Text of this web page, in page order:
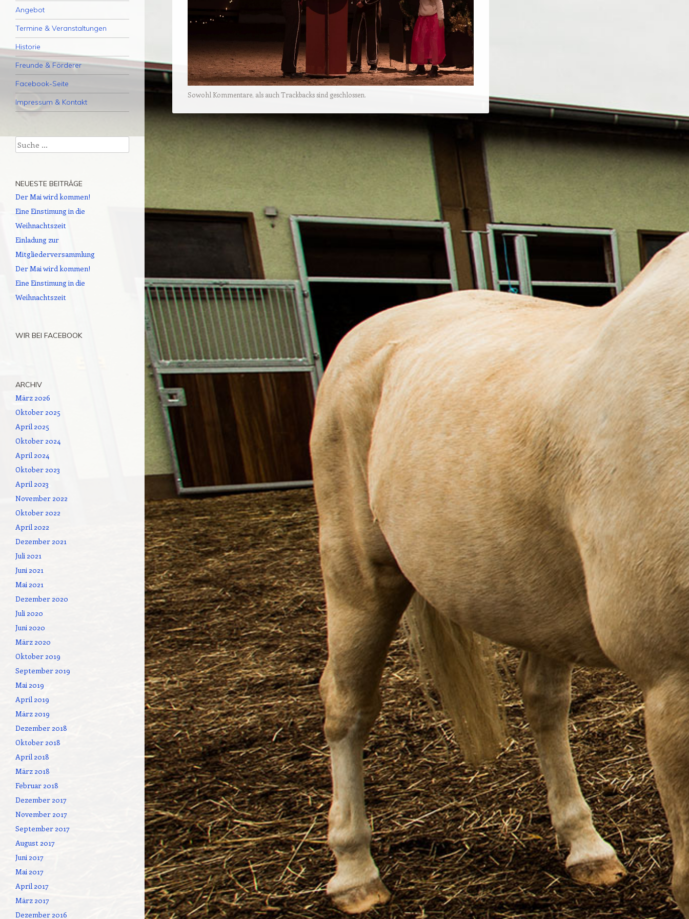
Angebot
Termine & Veranstaltungen
Historie
Freunde & Förderer
Facebook-Seite
Impressum & Kontakt
Sowohl Kommentare, als auch Trackbacks sind geschlossen.
Suche
NEUESTE BEITRÄGE
Der Mai wird kommen!
Eine Einstimung in die
Weihnachtszeit
Einladung zur
Mitgliederversammlung
Der Mai wird kommen!
Eine Einstimung in die
Weihnachtszeit
WIR BEI FACEBOOK
ARCHIV
März 2026
Oktober 2025
April 2025
Oktober 2024
April 2024
Oktober 2023
April 2023
November 2022
Oktober 2022
April 2022
Dezember 2021
Juli 2021
Juni 2021
Mai 2021
Dezember 2020
Juli 2020
Juni 2020
März 2020
Oktober 2019
September 2019
Mai 2019
April 2019
März 2019
Dezember 2018
Oktober 2018
April 2018
März 2018
Februar 2018
Dezember 2017
November 2017
September 2017
August 2017
Juni 2017
Mai 2017
April 2017
März 2017
Dezember 2016